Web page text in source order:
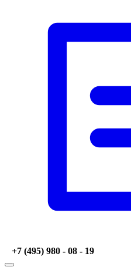
+7 (495) 980 - 08 - 19